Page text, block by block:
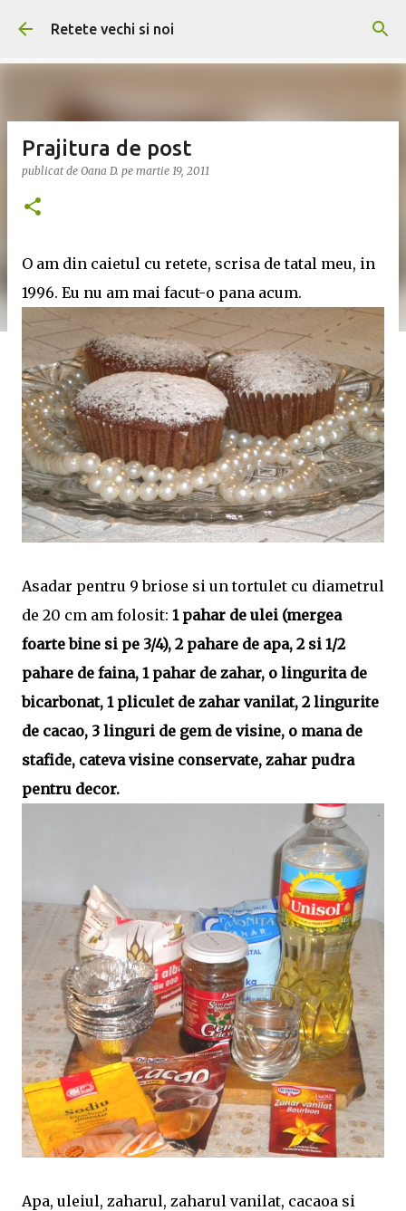
Treceți la conținutul principal
Retete vechi si noi
Prajitura de post
publicat de Oana D. pe martie 19, 2011
O am din caietul cu retete, scrisa de tatal meu, in
1996. Eu nu am mai facut-o pana acum.
Asadar pentru 9 briose si un tortulet cu diametrul
de 20 cm am folosit: 1 pahar de ulei (mergea
foarte bine si pe 3/4), 2 pahare de apa, 2 si 1/2
pahare de faina, 1 pahar de zahar, o lingurita de
bicarbonat, 1 pliculet de zahar vanilat, 2 lingurite
de cacao, 3 linguri de gem de visine, o mana de
stafide, cateva visine conservate, zahar pudra
pentru decor.
Apa, uleiul, zaharul, zaharul vanilat, cacaoa si